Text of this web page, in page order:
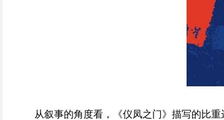
从叙事的角度看，《仪凤之门》描写的比